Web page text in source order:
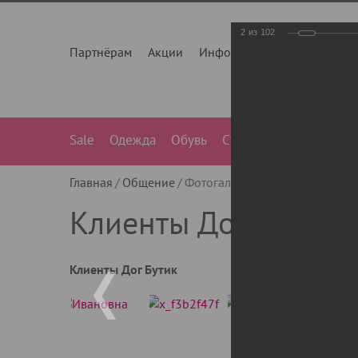
Партнёрам Акции Инфо
Sale Одежда Обувь Сумки
Главная Общение Фотогалерея
Клиенты Дог Бутик
Клиенты Дог Бутик
2 из 102